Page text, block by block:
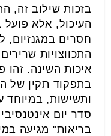
בזכות שילוב זה,
העיכול, אלא
חסרים
התכווצויות
איכות השינה. זהו
בתפקוד תקין של
ותשישות, במיוחד
סדר יום